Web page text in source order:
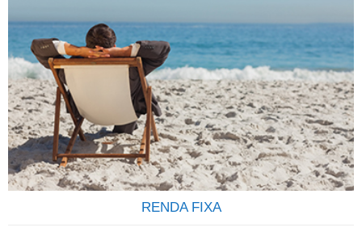
ENVIE E RECEBA ORDENS E PAGAMENTO
INTERNACIONAIS Envio de ordens e recebimentos diversos
do exterior de forma transparente seja por pessoas físicas
ou pessoas jurídicas é um dos serviços que oferecemos a
nossos clientes. Somos uma empresa especializada em
pagamentos internacionais e no recebimento de ordens do
exterior destinadas a correntistas de todos os bancos
Brasileiros….
RENDA FIXA